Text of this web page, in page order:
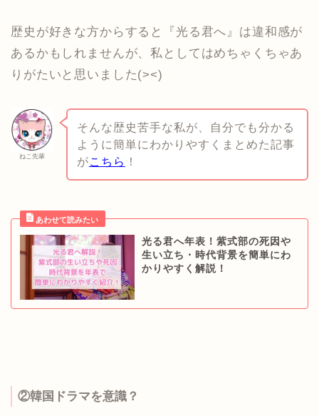
歴史が好きな方からすると『光る君へ』は違和感が
あるかもしれませんが、私としてはめちゃくちゃあ
りがたいと思いました(><)
ねこ先輩
そんな歴史苦手な私が、自分でも分かる
ように簡単にわかりやすくまとめた記事
がこちら ！
光る君へ年表！紫式部の死因や
生い立ち・時代背景を簡単にわ
かりやすく解説！
②韓国ドラマを意識？